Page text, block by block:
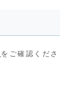
をご確認くださ